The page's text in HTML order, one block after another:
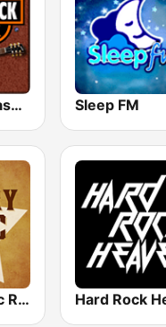
HD Radio - Classic Rock Sleep FM
Country Music Radio - 90's Country